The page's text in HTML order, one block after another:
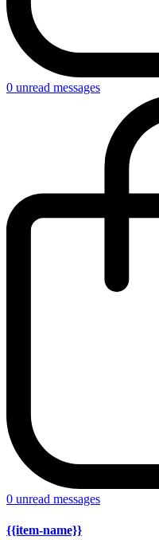
0 unread messages
0 unread messages
{{item-name}}